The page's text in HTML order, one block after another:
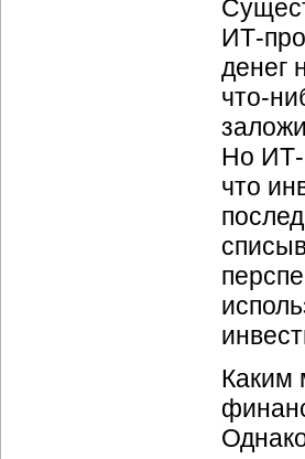
ИТ-
денег
что-
Но ИТ-
что
Каким